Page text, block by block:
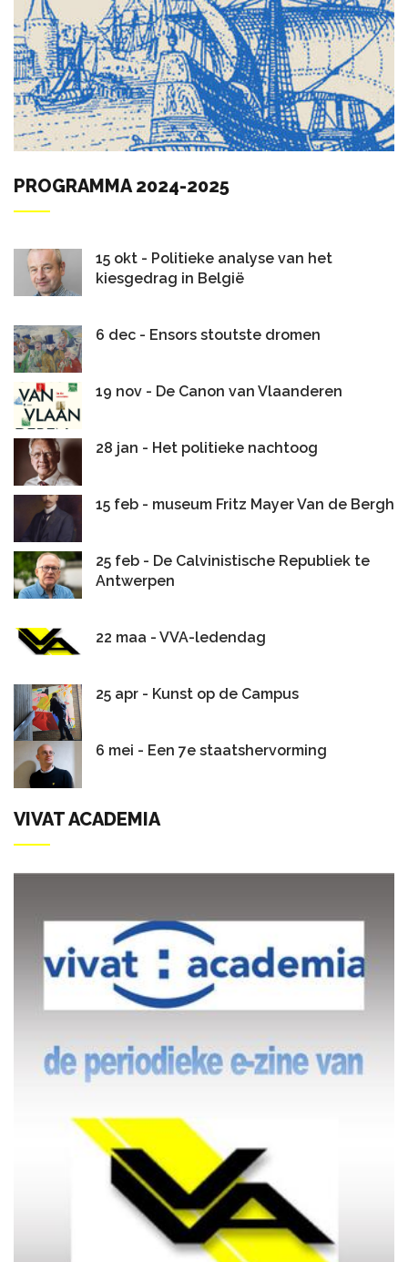
PROGRAMMA 2024-2025
15 okt - Politieke analyse van het
kiesgedrag in België
6 dec - Ensors stoutste dromen
19 nov - De Canon van Vlaanderen
28 jan - Het politieke nachtoog
15 feb - museum Fritz Mayer Van de Bergh
25 feb - De Calvinistische Republiek te
Antwerpen
22 maa - VVA-ledendag
25 apr - Kunst op de Campus
6 mei - Een 7e staatshervorming
VIVAT ACADEMIA